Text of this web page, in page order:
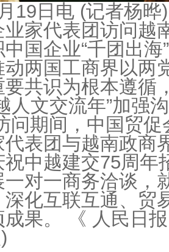
19日电 (记者杨晔
业家代表团访问越
国企业“千团出海
两国工商界以两
要共识为根本遵循
人文交流年”加强
问期间，中国贸
表团与越南政商
中越建交75周年
一对一商务洽谈，
深化互联互通、贸
果。 《 人民日